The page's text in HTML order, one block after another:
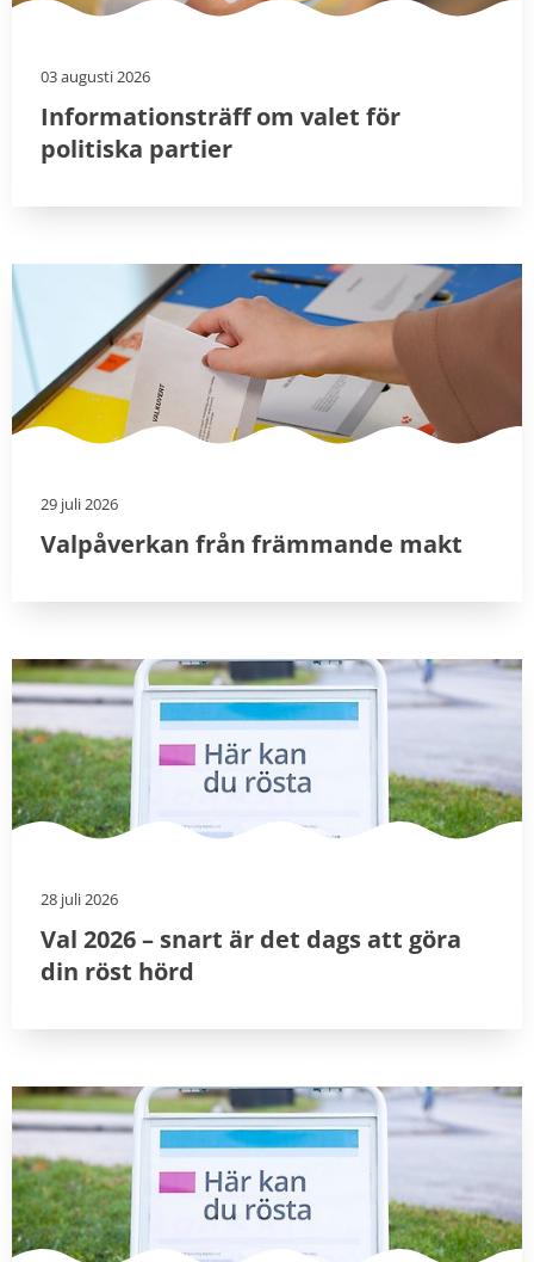
03 augusti 2026
Informationsträff om valet för
politiska partier
29 juli 2026
Valpåverkan från främmande makt
28 juli 2026
Val 2026 – snart är det dags att göra
din röst hörd